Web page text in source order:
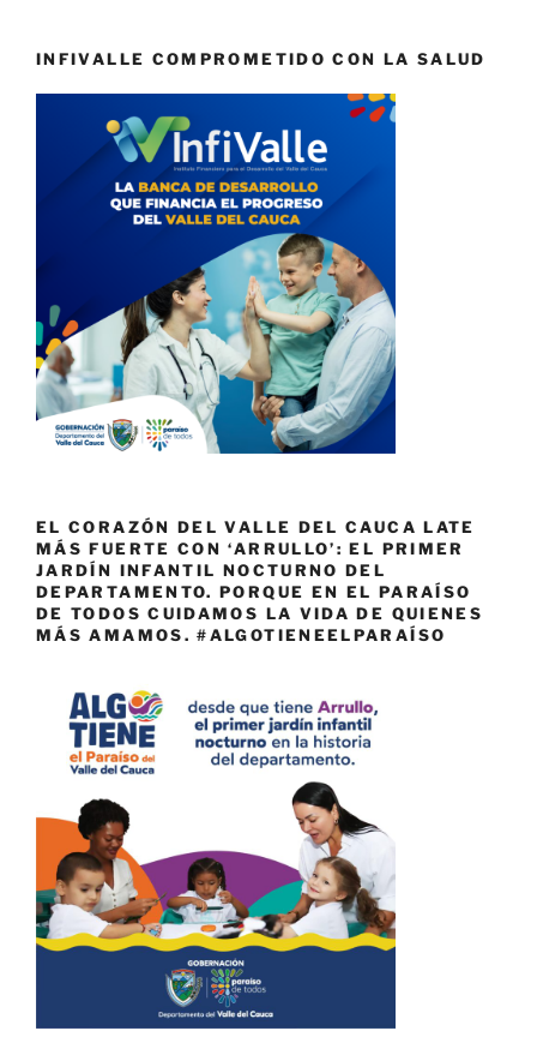
INFIVALLE COMPROMETIDO CON LA SALUD
EL CORAZÓN DEL VALLE DEL CAUCA LATE
MÁS FUERTE CON ‘ARRULLO’: EL PRIMER
JARDÍN INFANTIL NOCTURNO DEL
DEPARTAMENTO. PORQUE EN EL PARAÍSO
DE TODOS CUIDAMOS LA VIDA DE QUIENES
MÁS AMAMOS. #ALGOTIENEELPARAÍSO